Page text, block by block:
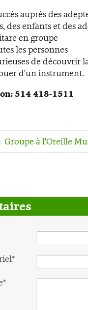
auprès des
des enfants et des
en groupe
les personnes
de découvrir
d'un instrument.
514 418-1511
Groupe à l'Oreille